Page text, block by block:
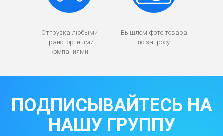
Отгрузка любыми
транспортными
компаниями
Вышлем фото товара
по запросу
ПОДПИСЫВАЙТЕСЬ НА
НАШУ ГРУППУ